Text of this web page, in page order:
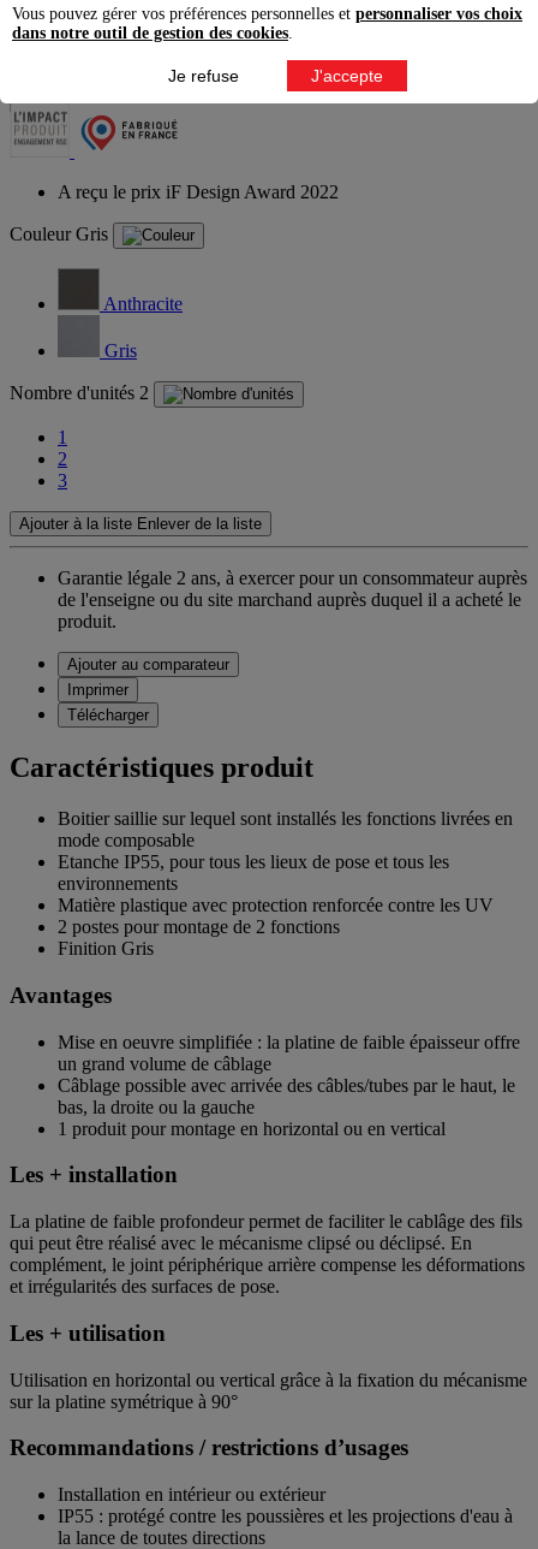
15,80
Prix conseillé TTC
éco-contribution incluse
A reçu le prix iF Design Award 2022
Couleur Gris
Anthracite
Gris
Nombre d'unités 2
1
2
3
Ajouter à la liste Enlever de la liste
Garantie légale 2 ans, à exercer pour un consommateur auprès
de l'enseigne ou du site marchand auprès duquel il a acheté le
produit.
Ajouter au comparateur
Imprimer
Télécharger
Caractéristiques produit
Boitier saillie sur lequel sont installés les fonctions livrées en
mode composable
Etanche IP55, pour tous les lieux de pose et tous les
environnements
Matière plastique avec protection renforcée contre les UV
2 postes pour montage de 2 fonctions
Finition Gris
Avantages
Mise en oeuvre simplifiée : la platine de faible épaisseur offre
un grand volume de câblage
Câblage possible avec arrivée des câbles/tubes par le haut, le
bas, la droite ou la gauche
1 produit pour montage en horizontal ou en vertical
Les + installation
La platine de faible profondeur permet de faciliter le cablâge des fils
qui peut être réalisé avec le mécanisme clipsé ou déclipsé. En
complément, le joint périphérique arrière compense les déformations
et irrégularités des surfaces de pose.
Les + utilisation
Utilisation en horizontal ou vertical grâce à la fixation du mécanisme
sur la platine symétrique à 90°
Recommandations / restrictions d’usages
Installation en intérieur ou extérieur
IP55 : protégé contre les poussières et les projections d'eau à
la lance de toutes directions
Vous pouvez gérer vos préférences personnelles et personnaliser vos choix
dans notre outil de gestion des cookies.
Je refuse J'accepte